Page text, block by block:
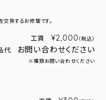
交換するお修理です。
工賃 ¥2,000 （税込）
代 お問い合わせください
※種類お問い合わせください